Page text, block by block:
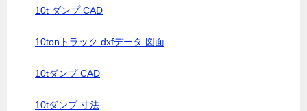
10t ダンプ CAD
10tonトラック dxfデータ 図面
10tダンプ CAD
10tダンプ 寸法